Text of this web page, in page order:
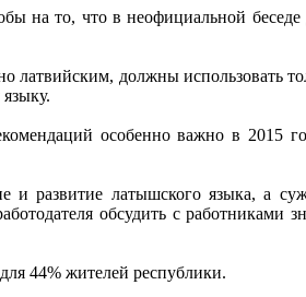
на то, что в неофициальной
должны использовать
особенно важно в 2015
развитие латышского языка, а
обсудить с работниками
44% жителей республики.